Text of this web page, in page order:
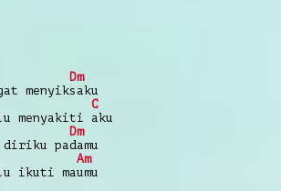
Dm
menyiksaku
C
menyakiti aku
Dm
padamu
Am
ikuti maumu